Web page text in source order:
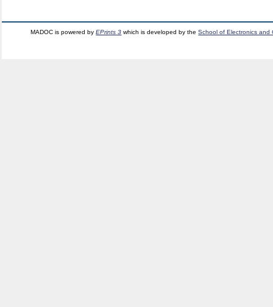
MADOC is powered byEPrints 3 which is developed by theSchool of Electronics and